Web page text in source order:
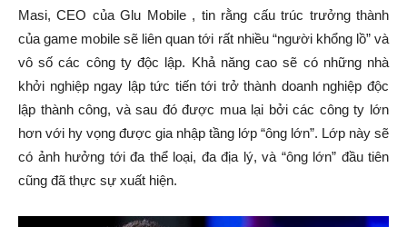
Masi, CEO của Glu Mobile , tin rằng cấu trúc trưởng thành
của game mobile sẽ liên quan tới rất nhiều “người khổng lồ” và
vô số các công ty độc lập. Khả năng cao sẽ có những nhà
khởi nghiệp ngay lập tức tiến tới trở thành doanh nghiệp độc
lập thành công, và sau đó được mua lại bởi các công ty lớn
hơn với hy vọng được gia nhập tầng lớp “ông lớn”. Lớp này sẽ
có ảnh hưởng tới đa thể loại, đa địa lý, và “ông lớn” đầu tiên
cũng đã thực sự xuất hiện.